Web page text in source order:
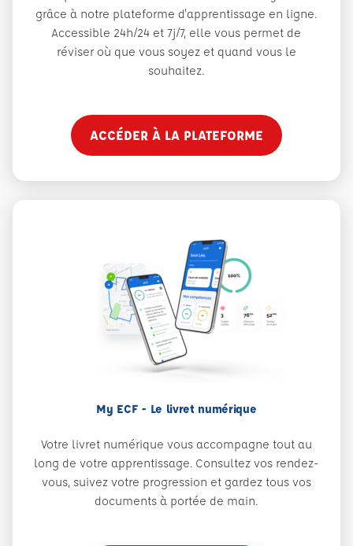
grâce à notre plateforme d'apprentissage en ligne.
Accessible 24h/24 et 7j/7, elle vous permet de
réviser où que vous soyez et quand vous le
souhaitez.
ACCÉDER À LA PLATEFORME
My ECF - Le livret numérique
Votre livret numérique vous accompagne tout au
long de votre apprentissage. Consultez vos rendez-
vous, suivez votre progression et gardez tous vos
documents à portée de main.